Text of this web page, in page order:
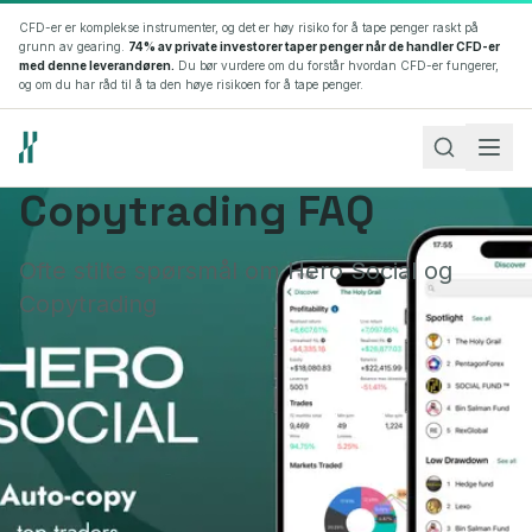
CFD-er er komplekse instrumenter, og det er høy risiko for å tape penger raskt på
grunn av gearing. 74% av private investorer taper penger når de handler CFD-er
med denne leverandøren. Du bør vurdere om du forstår hvordan CFD-er fungerer,
og om du har råd til å ta den høye risikoen for å tape penger.
Åpne konto
Logg inn
NO EN
Theme
Markeder
Forex
Det største og mest likvide finansmarkedet i verden
Copytrading FAQ
Ofte stilte spørsmål om Hero Social og
Copytrading